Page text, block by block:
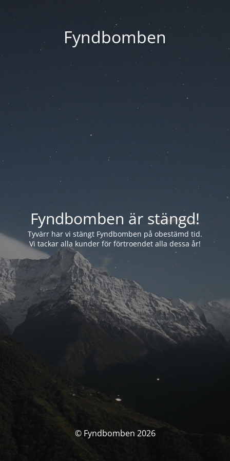
Fyndbomben
Fyndbomben är stängd!
Tyvärr har vi stängt Fyndbomben på obestämd tid.
Vi tackar alla kunder för förtroendet alla dessa år!
© Fyndbomben 2026